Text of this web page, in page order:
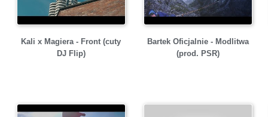
Kali x Magiera - Front (cuty
DJ Flip)
Bartek Oficjalnie - Modlitwa
(prod. PSR)